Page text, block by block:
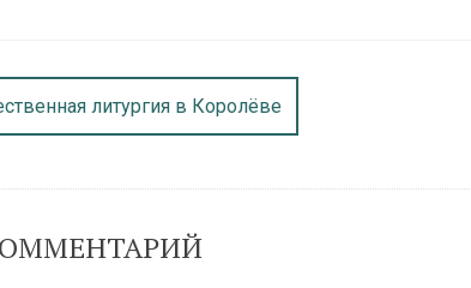
литургия в Королёве